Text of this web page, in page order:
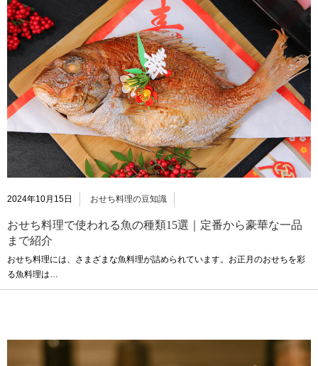
2024年10月15日 おせち料理の豆知識
おせち料理で使われる魚の種類15選｜定番から豪華な一品
まで紹介
おせち料理には、さまざまな魚料理が詰められています。お正月のおせちを彩
る魚料理は…